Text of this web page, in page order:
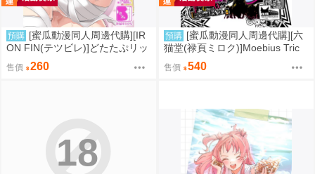
預購 [蜜瓜動漫同人周邊代購][IR
ON FIN(テツビレ)]どたたぷリッ
プ(FGO)(同人誌)
售價 260
預購 [蜜瓜動漫同人周邊代購][六
猫堂(禄頁ミロク)]Moebius Tric
k!!! 参(FGO)(同人誌)
售價 540
18